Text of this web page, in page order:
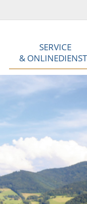
SERVICE
&